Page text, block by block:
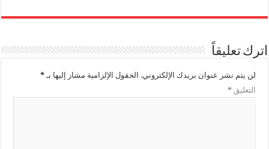
اترك تعليقاً
لن يتم نشر عنوان بريدك الإلكتروني. الحقول الإلزامية مشار إليها بـ*
التعليق*